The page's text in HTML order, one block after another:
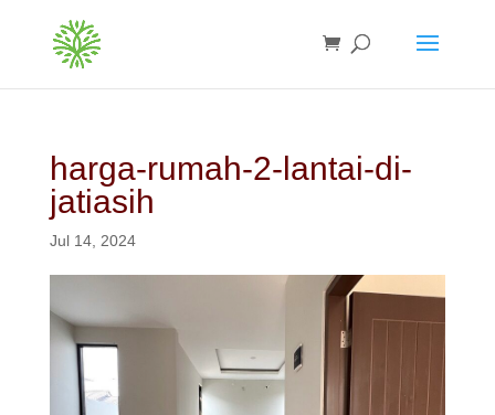
harga-rumah-2-lantai-di-
jatiasih
Jul 14, 2024